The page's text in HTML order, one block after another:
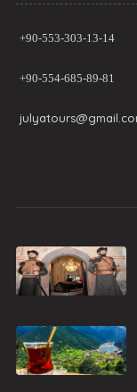
+90-553-303-13-14
+90-554-685-89-81